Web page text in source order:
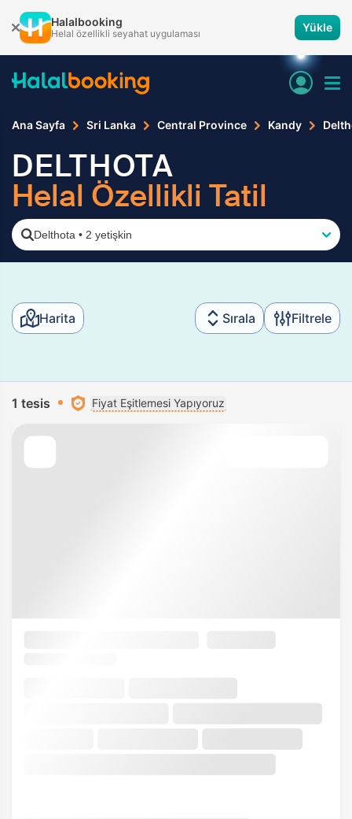
Halalbooking
Helal özellikli seyahat uygulaması Yükle
Ana Sayfa Sri Lanka Central Province Kandy
DELTHOTA
Helal Özellikli Tatil
Delthota • 2 yetişkin
Harita Sırala Filtrele
1 tesis Fiyat Eşitlemesi Yapıyoruz